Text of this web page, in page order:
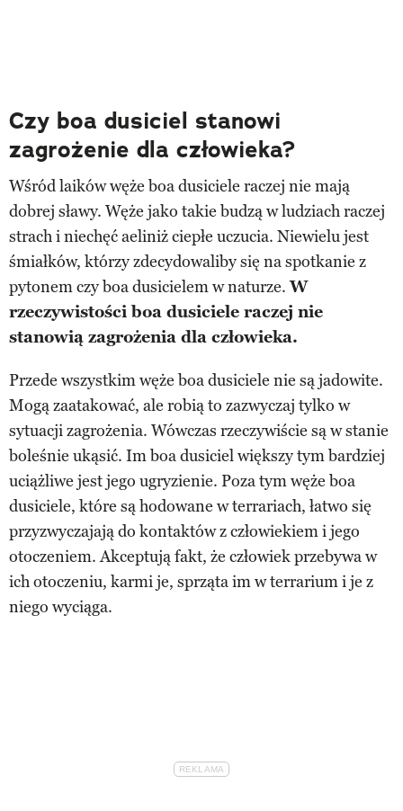
Czy boa dusiciel stanowi
zagrożenie dla człowieka?
Wśród laików węże boa dusiciele raczej nie mają
dobrej sławy. Węże jako takie budzą w ludziach raczej
strach i niechęć aeliniż ciepłe uczucia. Niewielu jest
śmiałków, którzy zdecydowaliby się na spotkanie z
pytonem czy boa dusicielem w naturze.W
rzeczywistości boa dusiciele raczej nie
stanowią zagrożenia dla człowieka.
Przede wszystkim węże boa dusiciele nie są jadowite.
Mogą zaatakować, ale robią to zazwyczaj tylko w
sytuacji zagrożenia. Wówczas rzeczywiście są w stanie
boleśnie ukąsić. Im boa dusiciel większy tym bardziej
uciążliwe jest jego ugryzienie. Poza tym węże boa
dusiciele, które są hodowane w terrariach, łatwo się
przyzwyczajają do kontaktów z człowiekiem i jego
otoczeniem. Akceptują fakt, że człowiek przebywa w
ich otoczeniu, karmi je, sprząta im w terrarium i je z
niego wyciąga.